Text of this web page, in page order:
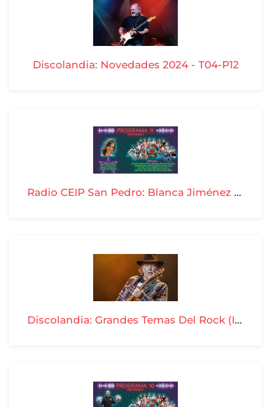
Discolandia: Novedades 2024 - T04-P12
Radio CEIP San Pedro: Blanca Jiménez Palomar - T04-P11
Discolandia: Grandes Temas Del Rock (III) - T04-P10